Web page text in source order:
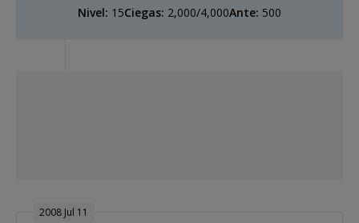
Nivel: 15Ciegas: 2,000/4,000Ante: 500
2008 Jul 11